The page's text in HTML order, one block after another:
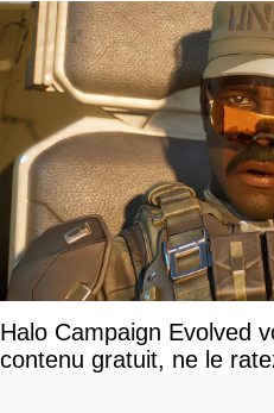
Halo Campaign Evolved
contenu gratuit, ne le